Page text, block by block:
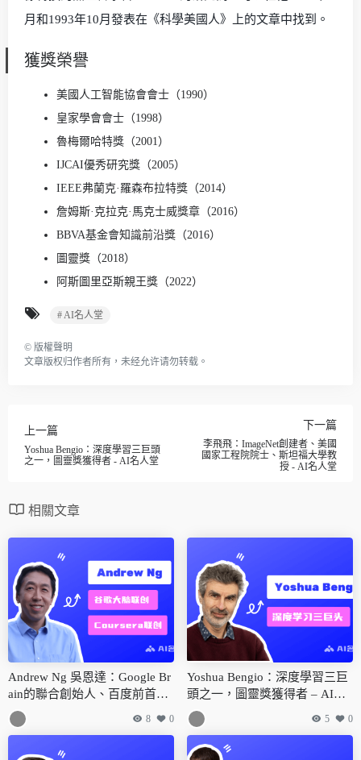
月和1993年10月發表在《科學美國人》上的文章中找到。
獲獎榮譽
美國人工智能協會會士（1990）
皇家學會會士（1998）
魯梅爾哈特獎（2001）
IJCAI優秀研究獎（2005）
IEEE弗蘭克·羅森布拉特獎（2014）
詹姆斯·克拉克·馬克士威獎章（2016）
BBVA基金會知識前沿獎（2016）
圖靈獎（2018）
阿斯圖里亞斯親王獎（2022）
# AI名人堂
© 版權聲明
文章版权归作者所有，未经允许请勿转载。
上一篇
Yoshua Bengio：深度學習三巨頭
之一，圖靈獎獲得者 - AI名人堂
下一篇
李飛飛：ImageNet創建者、美國
國家工程院院士、斯坦福大學教
授 - AI名人堂
相關文章
Andrew Ng 吳恩達：Google Br
ain的聯合創始人、百度前首席
科學家及Coursera聯合創始人 –
AI名人堂
8 0
Yoshua Bengio：深度學習三巨
頭之一，圖靈獎獲得者 – AI名
人堂
5 0